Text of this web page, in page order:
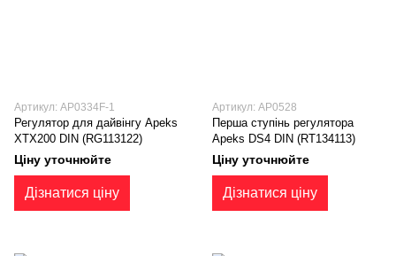
Артикул: AP0334F-1
Регулятор для дайвінгу Apeks
XTX200 DIN (RG113122)
Ціну уточнюйте
Дізнатися ціну
Артикул: AP0528
Перша ступiнь регулятора
Apeks DS4 DIN (RT134113)
Ціну уточнюйте
Дізнатися ціну